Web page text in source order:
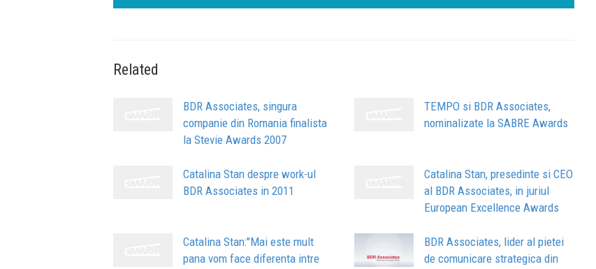
Related
BDR Associates, singura
companie din Romania finalista
la Stevie Awards 2007
TEMPO si BDR Associates,
nominalizate la SABRE Awards
Catalina Stan despre work-ul
BDR Associates in 2011
Catalina Stan, presedinte si CEO
al BDR Associates, in juriul
European Excellence Awards
Catalina Stan:"Mai este mult
pana vom face diferenta intre
BDR Associates, lider al pietei
de comunicare strategica din